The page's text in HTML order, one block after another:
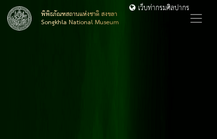
พิพิธภัณฑสถานแห่งชาติ สงขลา
Songkhla National Museum
เว็บท่ากรมศิลปากร